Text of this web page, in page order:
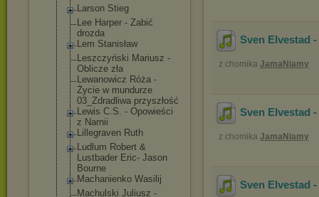
Larson Stieg
Lee Harper - Zabić
drozda
Lem Stanisław
Leszczyński Mariusz -
Oblicze zła
Lewanowicz Róża -
Życie w mundurze
03_Zdradliwa przyszłość
Lewis C.S. - Opowieści
z Narnii
Lillegraven Ruth
Ludlum Robert &
Lustbader Eric- Jason
Bourne
Machanienko Wasilij
Machulski Juliusz -
Sven Elvestad
z chomika JamaNiamy
Sven Elvestad
z chomika JamaNiamy
Sven Elvestad